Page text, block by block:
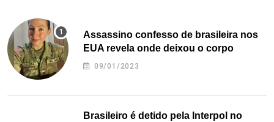
Assassino confesso de brasileira nos
EUA revela onde deixou o corpo
09/01/2023
Brasileiro é detido pela Interpol no